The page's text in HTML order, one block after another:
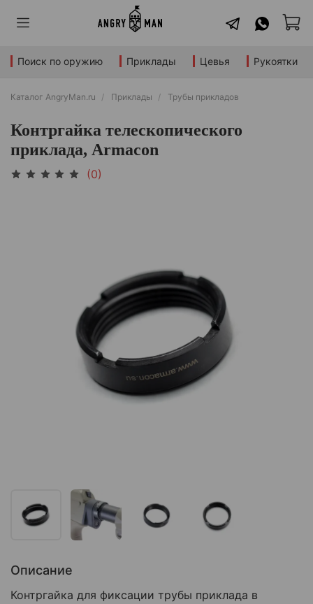
Поиск по оружию Приклады Цевья Рукоятки
Каталог AngryMan.ru Приклады Трубы прикладов
Контргайка телескопического
приклада, Armacon
(0)
Описание
Контргайка для фиксации трубы приклада в